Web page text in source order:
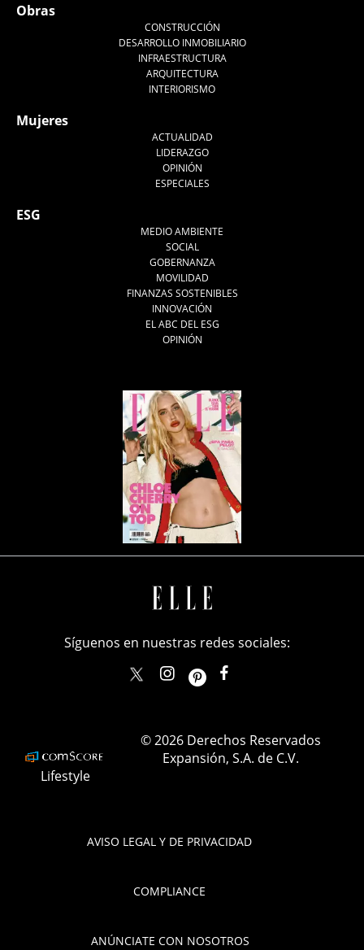
Obras
CONSTRUCCIÓN
DESARROLLO INMOBILIARIO
INFRAESTRUCTURA
ARQUITECTURA
INTERIORISMO
Mujeres
ACTUALIDAD
LIDERAZGO
OPINIÓN
ESPECIALES
ESG
MEDIO AMBIENTE
SOCIAL
GOBERNANZA
MOVILIDAD
FINANZAS SOSTENIBLES
INNOVACIÓN
EL ABC DEL ESG
OPINIÓN
AVISO LEGAL Y DE PRIVACIDAD
COMPLIANCE
ANÚNCIATE CON NOSOTROS
Síguenos en nuestras redes sociales:
elle_mexicoellemexico
Lifestyle
© 2026 Derechos Reservados
Expansión, S.A. de C.V.